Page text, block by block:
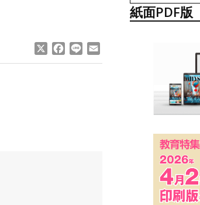
Facebook
Line
紙面PDF版